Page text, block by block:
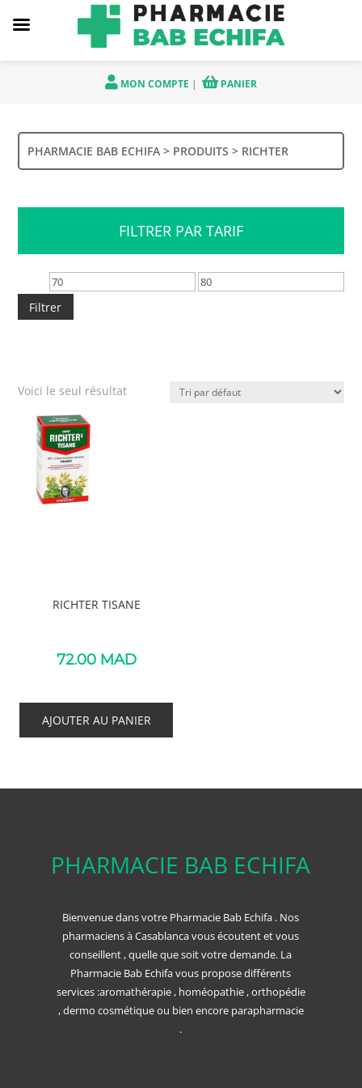
MON COMPTE | PANIER
PHARMACIE BAB ECHIFA > PRODUITS > RICHTER
FILTRER PAR TARIF
Prix
min
Prix
Filtrer
Voici le seul résultat
RICHTER TISANE
72.00 MAD
AJOUTER AU PANIER
PHARMACIE BAB ECHIFA
Bienvenue dans votre Pharmacie Bab Echifa . Nos
pharmaciens à Casablanca vous écoutent et vous
conseillent , quelle que soit votre demande. La
Pharmacie Bab Echifa vous propose différents
services :aromathérapie , homéopathie , orthopédie
, dermo cosmétique ou bien encore parapharmacie
.